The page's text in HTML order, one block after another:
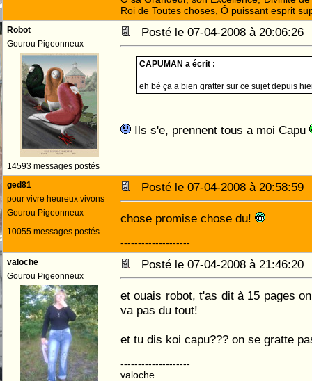
Roi de Toutes choses, Ô puissant esprit
Robot
Gourou Pigeonneux
14593 messages postés
Posté le 07-04-2008 à
CAPUMAN a écrit :
eh bé ça a bien gratter sur ce sujet depuis
Ils s'e, prennent tous a moi Capu
ged81
pour vivre heureux vivons
Gourou Pigeonneux
10055 messages postés
Posté le 07-04-2008 à
chose promise chose du!
--------------------
valoche
Gourou Pigeonneux
Posté le 07-04-2008 à
et ouais robot, t'as dit à 15 pages
va pas du tout!
et tu dis koi capu??? on se gratte
--------------------
valoche